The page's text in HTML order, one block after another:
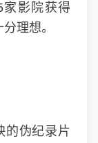
家影院获得
理想。
的伪纪录片